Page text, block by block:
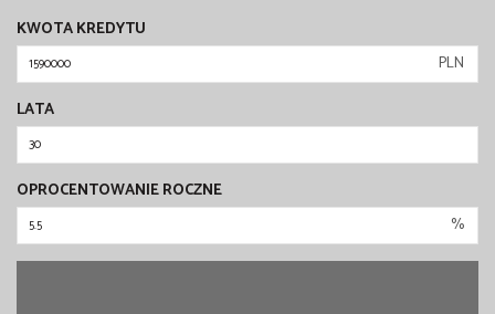
KWOTA KREDYTU
PLN
LATA
OPROCENTOWANIE ROCZNE
%